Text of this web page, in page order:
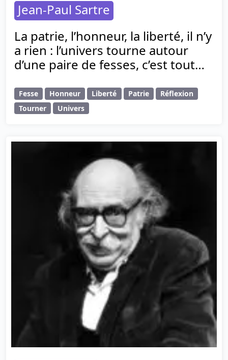
Jean-Paul Sartre
La patrie, l’honneur, la liberté, il n’y
a rien : l’univers tourne autour
d’une paire de fesses, c’est tout…
Fesse Honneur Liberté Patrie
Réflexion
Tourner
Univers